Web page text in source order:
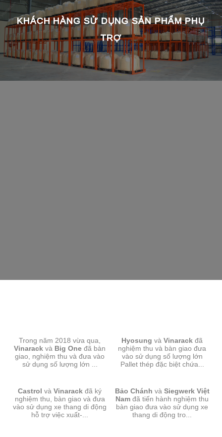
KHÁCH HÀNG SỬ DỤNG SẢN PHẨM PHỤ
TRỢ
Trong năm 2018 vừa qua,
Vinarack và Big One đã bàn
giao, nghiệm thu và đưa vào
sử dụng số lượng lớn ...
ĐIỆN-HYOSUNG
HyosungvàVinarack đã
nghiệm thu và bàn giao đưa
vào sử dụng số lượng lớn
Pallet thép đặc biệt chứa...
CASTROL
CastrolvàVinarack đã ký
nghiệm thu, bàn giao và đưa
vào sử dụng xe thang di động
hỗ trợ việc xuất-...
NAM
Bảo Chánh và Siegwerk Việt
Nam đã tiến hành nghiệm thu
bàn giao đưa vào sử dụng xe
thang di động tro...